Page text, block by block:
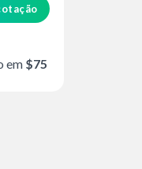
em $75